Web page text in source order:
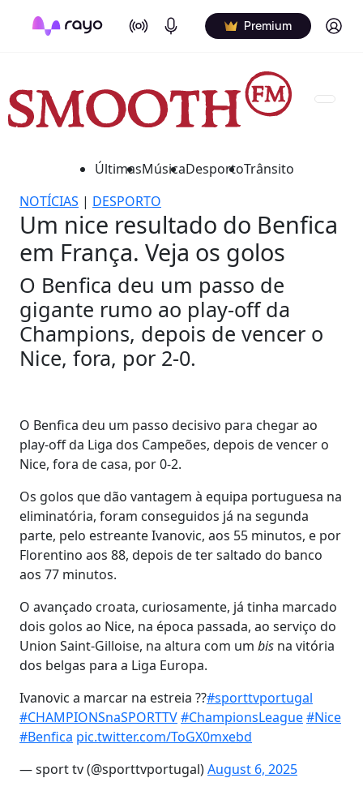
On Air Podcasts Premium Log in
ÚltimasMúsicaDesportoTrânsito
NOTÍCIAS | DESPORTO
Um nice resultado do Benfica
em França. Veja os golos
O Benfica deu um passo de
gigante rumo ao play-off da
Champions, depois de vencer o
Nice, fora, por 2-0.
O Benfica deu um passo decisivo para chegar ao
play-off da Liga dos Campeões, depois de vencer o
Nice, fora de casa, por 0-2.
Os golos que dão vantagem à equipa portuguesa na
eliminatória, foram conseguidos já na segunda
parte, pelo estreante Ivanovic, aos 55 minutos, e por
Florentino aos 88, depois de ter saltado do banco
aos 77 minutos.
O avançado croata, curiosamente, já tinha marcado
dois golos ao Nice, na época passada, ao serviço do
Union Saint-Gilloise, na altura com um bis na vitória
dos belgas para a Liga Europa.
Ivanovic a marcar na estreia ??#sporttvportugal
#CHAMPIONSnaSPORTTV#ChampionsLeague#Nice
#Benfica pic.twitter.com/ToGX0mxebd
— sport tv (@sporttvportugal)August 6, 2025